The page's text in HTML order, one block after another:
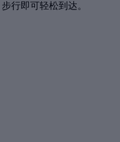
行即可轻松到达。